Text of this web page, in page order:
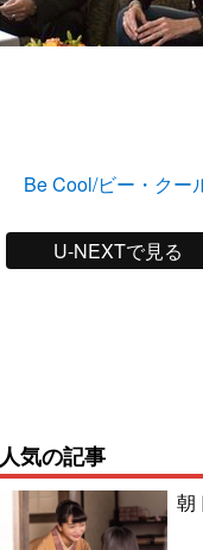
Be Cool/ビー・クー
U-NEXTで見る
人気の記事
朝